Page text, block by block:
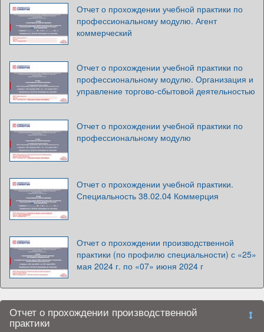
Отчет о прохождении учебной практики по
профессиональному модулю. Агент
коммерческий
Отчет о прохождении учебной практики по
профессиональному модулю. Организация и
управление торгово-сбытовой деятельностью
Отчет о прохождении учебной практики по
профессиональному модулю
Отчет о прохождении учебной практики.
Специальность 38.02.04 Коммерция
Отчет о прохождении производственной
практики (по профилю специальности) с «25»
мая 2024 г. по «07» июня 2024 г
Отчет о прохождении производственной
практики